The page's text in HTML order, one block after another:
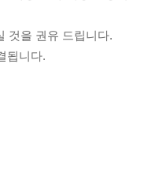
것을 권유 드립니다.
됩니다.